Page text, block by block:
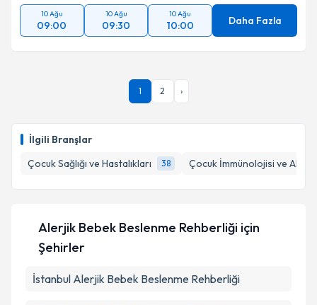
İlgili Branşlar
Çocuk Sağlığı ve Hastalıkları
38 Çocuk İmmünolojisi ve
Takvim Talebini Gönder
10 Ağu
09:00
10 Ağu
09:30
10 Ağu
10:00 Daha Fazla
1 2 ›
Alerjik Bebek Beslenme Rehberliği için
Şehirler
İstanbul Alerjik Bebek Beslenme Rehberliği